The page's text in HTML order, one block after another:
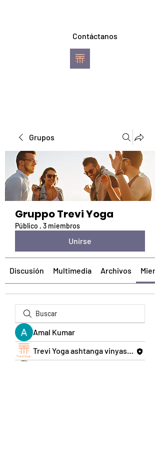
Contáctanos
Grupos
Gruppo Trevi Yoga
Público · 3 miembros
Unirse
Discusión Multimedia Archivos
Amal Kumar
Trevi Yoga ashtanga vinyasa yoga Pereira